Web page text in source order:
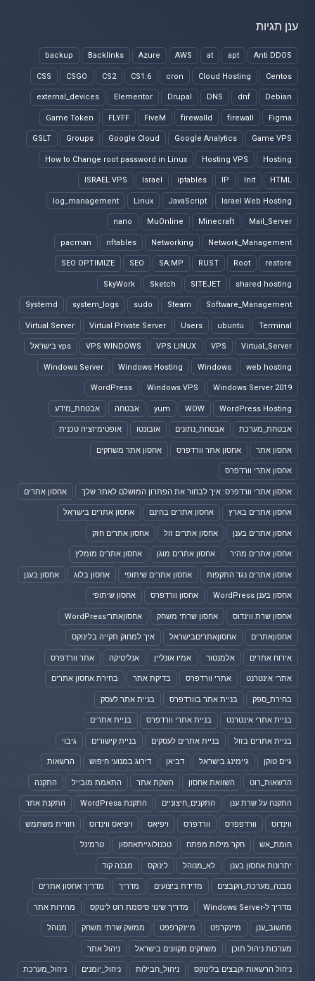
ענן תגיות
Anti DDOS
apt
at
AWS
Azure
Backlinks
backup
Centos
Cloud Hosting
cron
CS1.6
CS2
CSGO
CSS
Debian
dnf
DNS
Drupal
Elementor
external_devices
Figma
firewall
firewalld
FiveM
FLYFF
Game Token
Game VPS
Google Analytics
Google Cloud
Groups
GSLT
Hosting
Hosting VPS
How to Change root password in Linux
HTML
Init
IP
iptables
Israel
ISRAEL VPS
Israel Web Hosting
JavaScript
Linux
log_management
Mail_Server
Minecraft
MuOnline
nano
Network_Management
Networking
nftables
pacman
restore
Root
RUST
SA:MP
SEO
SEO OPTIMIZE
shared hosting
SITEJET
Sketch
SkyWork
Software_Management
Steam
sudo
system_logs
Systemd
Terminal
ubuntu
Users
Virtual Private Server
Virtual Server
Virtual_Server
VPS
VPS LINUX
VPS WINDOWS vps בישראל
web hosting
Windows
Windows Hosting
Windows Server
Windows Server 2019
Windows VPS
WordPress
WordPress Hosting
WOW
yum אבטחה אבטחת_מידע
אבטחת_מערכת אבטחת_נתונים אובונטו אופטימיזציה טכנית
אחסון אתר אחסון אתר וורדפרס אחסון אתר משחקים
אחסון אתרי וורדפרס
אחסון אתרי וורדפרס: איך לבחור את הפתרון המושלם לאתר שלך אחסון אתרים
אחסון אתרים בארץ אחסון אתרים בחינם אחסון אתרים בישראל
אחסון אתרים בענן אחסון אתרים זול אחסון אתרים חזק
אחסון אתרים מהיר אחסון אתרים מוגן אחסון אתרים מומלץ
אחסון אתרים נגד התקפות אחסון אתרים שיתופי אחסון בלוג אחסון בענן
אחסון בענן WordPress אחסון וורדפרס אחסון שיתופי
אחסון שרת ווינדוס אחסון שרתי משחק אחסוןאתריWordPress
אחסוןאתרים אחסוןאתריםבישראל איך למחוק תקייה בלינוקס
אירוח אתרים אלמנטור אמיו אונליין אנליטיקה אתר וורדפרס
אתרי אינטרנט אתרי וורדפרס בדיקת אתר בחירת אחסון אתרים
בחירת_ספק בניית אתר בוורדפרס בניית אתר לעסק
בניית אתרי אינטרנט בניית אתרי וורדפרס בניית אתרים
בניית אתרים בזול בניית אתרים לעסקים בניית קישורים גיבוי
גיים טוקן גיימינג בישראל דביאן דירוג במנועי חיפוש הרשאות
הרשאות_רוט השוואת אחסון השקת אתר התאמת מובייל התקנה
התקנה על שרת ענן התקנים_חיצוניים התקנת WordPress התקנת אתר
ווינדוס וורדפפרס וורדפרס ויפיאס ויפיאס ווינדוס חוויית משתמש
חומת_אש חקר מילות מפתח טכנולוגייתאחסון טרמינל
יתרונות אחסון בענן לא_מנוהל לינוקס מבנה קוד
מבנה_מערכת_הקבצים מדידת ביצועים מדריך מדריך אחסון אתרים
מדריך ל-Windows Server מדריך שינוי סיסמת רוט לינוקס מהירות אתר
מחשוב_ענן מיינקרפט מיינקרפפט ממשק שרתי משחק מנוהל
מערכות ניהול תוכן משחקים מקוונים בישראל ניהול אתר
ניהול הרשאות וקבצים בלינוקס ניהול_חבילות ניהול_יומנים ניהול_מערכת